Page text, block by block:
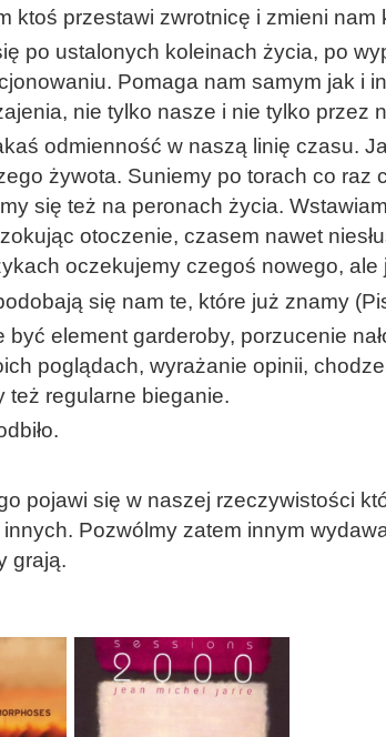
ktoś przestawi zwrotnicę i zmieni nam
po ustalonych koleinach życia, po
Pomaga nam samym jak i
nie tylko nasze i nie tylko przez
odmienność w naszą linię czasu.
żywota. Suniemy po torach co raz
się też na peronach życia.
otoczenie, czasem nawet
oczekujemy czegoś nowego,
się nam te, które już znamy
być element garderoby, porzucenie
poglądach, wyrażanie opinii,
też regularne bieganie.
pojawi się w naszej rzeczywistości
Pozwólmy zatem innym
grają.